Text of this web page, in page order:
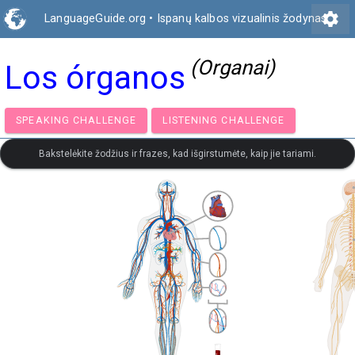
LanguageGuide.org • Ispanų kalbos vizualinis žodynassettings
Los órganos (Organai)
SPEAKING CHALLENGE LISTENING CHALLENGE
Bakstelėkite žodžius ir frazes, kad išgirstumėte, kaip jie tariami.